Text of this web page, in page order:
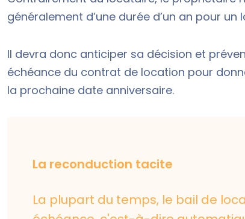
généralement d’une durée d’un an pour un
Il devra donc anticiper sa décision et
échéance du contrat de location pour
la prochaine date anniversaire.
La reconduction tacite
La plupart du temps, le bail de